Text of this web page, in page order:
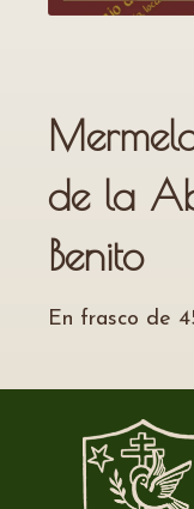
de la
Benito
En frasco de